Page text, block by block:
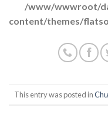
/www/wwwroot/
content/themes/
This entry was posted in